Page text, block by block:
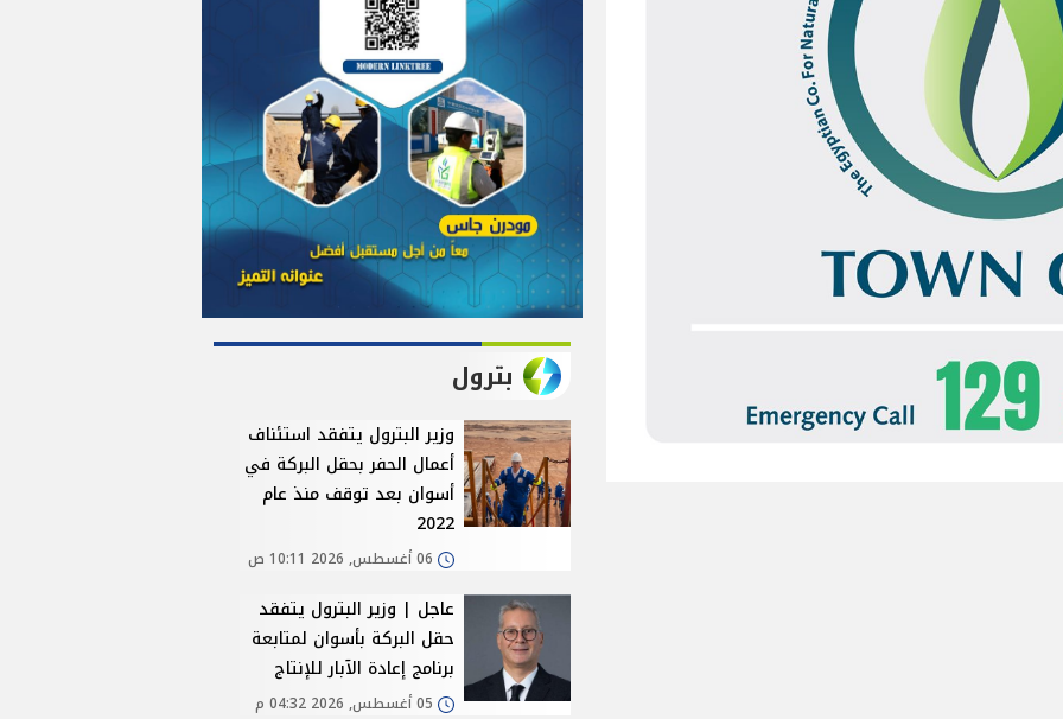
بترول
وزير البترول يتفقد استئناف
أعمال الحفر بحقل البركة في
أسوان بعد توقف منذ عام
2022
06 أغسطس, 2026 10:11 ص
عاجل | وزير البترول يتفقد
حقل البركة بأسوان لمتابعة
برنامج إعادة الآبار للإنتاج
05 أغسطس, 2026 04:32 م